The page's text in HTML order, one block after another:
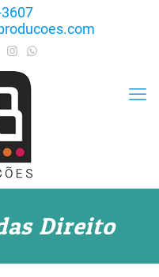
Direito